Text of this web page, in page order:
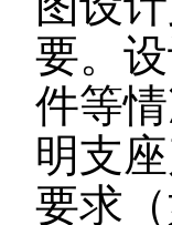
要。
件等
明支
要求